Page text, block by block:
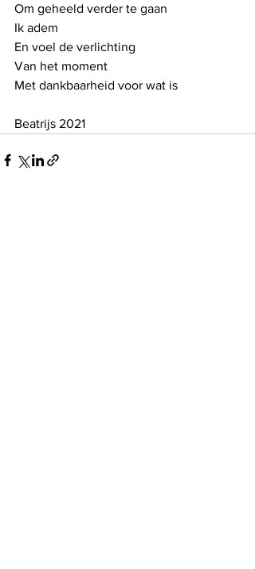
Om geheeld verder te gaan
Ik adem
En voel de verlichting
Van het moment
Met dankbaarheid voor wat is
Beatrijs 2021